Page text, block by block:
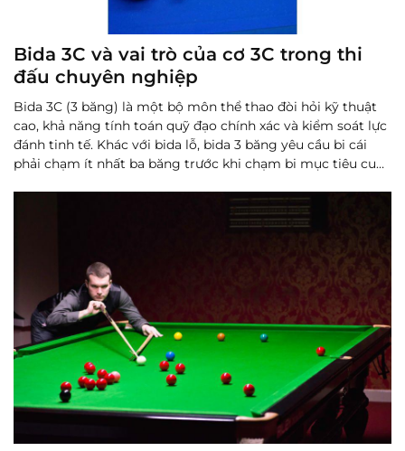
Bida 3C và vai trò của cơ 3C trong thi
đấu chuyên nghiệp
Bida 3C (3 băng) là một bộ môn thể thao đòi hỏi kỹ thuật
cao, khả năng tính toán quỹ đạo chính xác và kiểm soát lực
đánh tinh tế. Khác với bida lỗ, bida 3 băng yêu cầu bi cái
phải chạm ít nhất ba băng trước khi chạm bi mục tiêu cuối